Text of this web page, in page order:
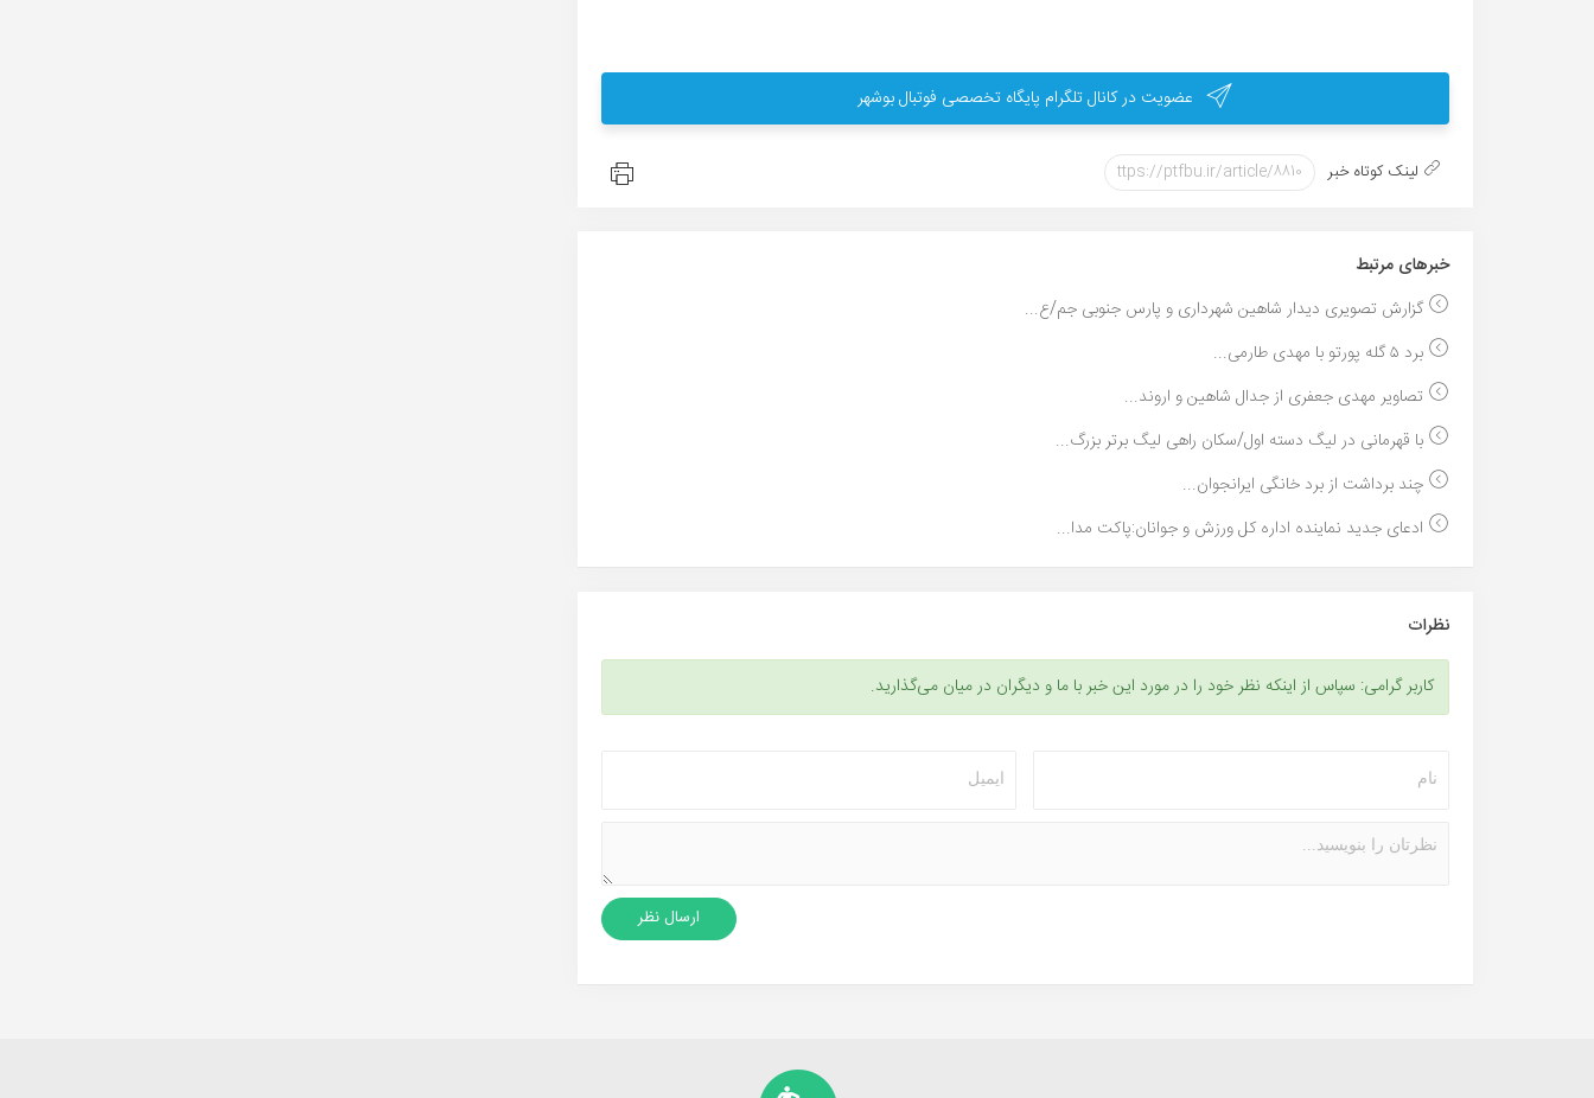
عضویت در کانال تلگرام پایگاه تخصصی فوتبال بوشهر
لینک کوتاه خبر
خبر‌های مرتبط
گزارش تصویری دیدار شاهین شهرداری و پارس جنوبی جم/ع...
برد ۵ گله پورتو با مهدی طارمی...
تصاویر مهدی جعفری از جدال شاهین و اروند...
با قهرمانی در لیگ دسته اول/سکان راهی لیگ برتر بزرگ...
چند برداشت از برد خانگی ایرانجوان...
ادعای جدید نماینده اداره کل ورزش و جوانان:پاکت مدا...
نظرات
کاربر گرامی: سپاس از اینکه نظر خود را در مورد این خبر با ما و دیگران در میان می‌گذارید.